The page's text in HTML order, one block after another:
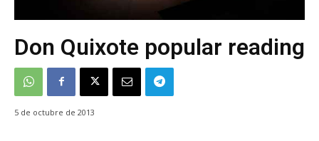
Don Quixote popular reading
5 de octubre de 2013